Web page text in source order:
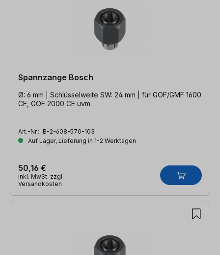
Spannzange Bosch
Ø: 6 mm | Schlüsselweite SW: 24 mm | für GOF/GMF 1600
CE, GOF 2000 CE uvm.
Art.-Nr.: B-2-608-570-103
Auf Lager, Lieferung in 1-2 Werktagen
50,16 €
inkl. MwSt. zzgl.
Versandkosten